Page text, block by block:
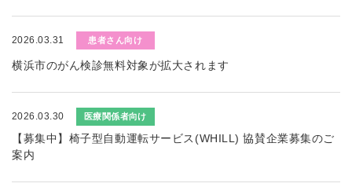
2026.03.31 患者さん向け
横浜市のがん検診無料対象が拡大されます
2026.03.30 医療関係者向け
【募集中】椅子型自動運転サービス(WHILL) 協賛企業募集のご
案内